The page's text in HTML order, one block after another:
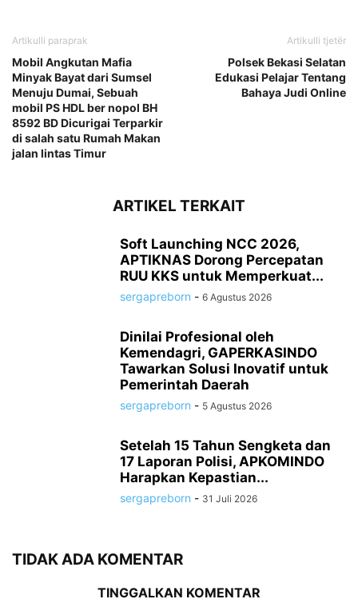
Artikulli paraprak
Mobil Angkutan Mafia
Minyak Bayat dari Sumsel
Menuju Dumai, Sebuah
mobil PS HDL ber nopol BH
8592 BD Dicurigai Terparkir
di salah satu Rumah Makan
jalan lintas Timur
Artikulli tjetër
Polsek Bekasi Selatan
Edukasi Pelajar Tentang
Bahaya Judi Online
ARTIKEL TERKAIT
Soft Launching NCC 2026,
APTIKNAS Dorong Percepatan
RUU KKS untuk Memperkuat...
sergapreborn - 6 Agustus 2026
Dinilai Profesional oleh
Kemendagri, GAPERKASINDO
Tawarkan Solusi Inovatif untuk
Pemerintah Daerah
sergapreborn - 5 Agustus 2026
Setelah 15 Tahun Sengketa dan
17 Laporan Polisi, APKOMINDO
Harapkan Kepastian...
sergapreborn - 31 Juli 2026
TIDAK ADA KOMENTAR
TINGGALKAN KOMENTAR